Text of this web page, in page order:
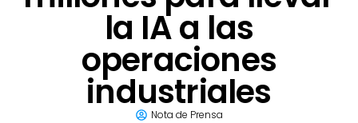
la IA a las
operaciones
industriales
Nota de Prensa